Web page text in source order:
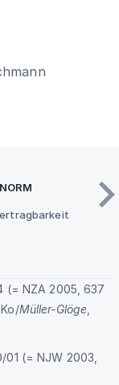
(= NZA 2005, 637
Müller-Glöge
01 (= NJW 2003,